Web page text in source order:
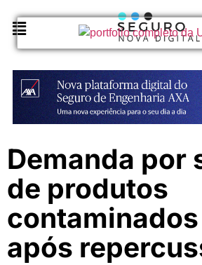
Demanda por
de produtos
após